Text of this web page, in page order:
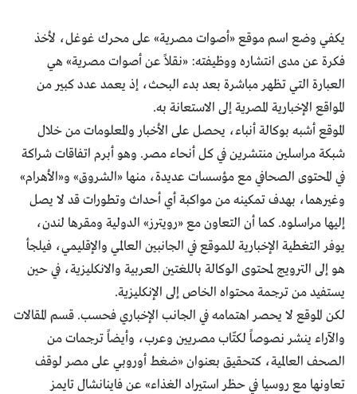
يكفي وضع اسم موقع «أصوات مصرية» على محرك غوغل، لأخذ
فكرة عن مدى انتشاره ووظيفته: «نقلاً عن أصوات مصرية» هي
العبارة التي تظهر مباشرة بعد بدء البحث، إذ يعمد عدد كبير من
المواقع الإخبارية المصرية إلى الاستعانة بـه.
الموقع أشبه بوكالة أنباء، يحصل على الأخبار والمعلومات من خلال
شبكة مراسلين منتشرين في كل أنحاء مصر. وهو أبرم اتفاقات شراكة
في المحتوى الصحافي مع مؤسسات عديدة، منها «الشروق» و«الأهرام»
وغيرهما، بهدف تمكينه من مواكبة أي أحداث وتطورات قد لا يصل
إليها مراسلوه. كما أن التعاون مع «رويترز» الدولية ومقرها لندن،
يوفر التغطية الإخبارية للموقع في الجانبين العالمي والإقليمي، فيلجأ
هو إلى الترويج لمحتوى الوكالة باللغتين العربية والانكليزية، في حين
يستفيد من ترجمة محتواه الخاص إلى الإنكليزية.
لكن الموقع لا يحصر اهتمامه في الجانب الإخباري فحسب. قسم المقالات
والآراء ينشر نصوصاً لكتّاب مصريين وعرب، وأيضاً ترجمات من
الصحف العالمية، كـتحقيق بعنوان «ضغط أوروبي على مصر لوقف
تعاونها مع روسيا في حظر استيراد الغذاء» عن فاينانشال تايمز